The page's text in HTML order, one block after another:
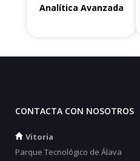
Analítica Avanzada
CONTACTA CON NOSOTROS
Vitoria
Parque Tecnológico de Álava